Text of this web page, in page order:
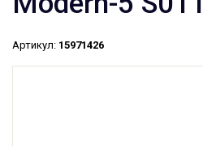
Артикул: 15971426